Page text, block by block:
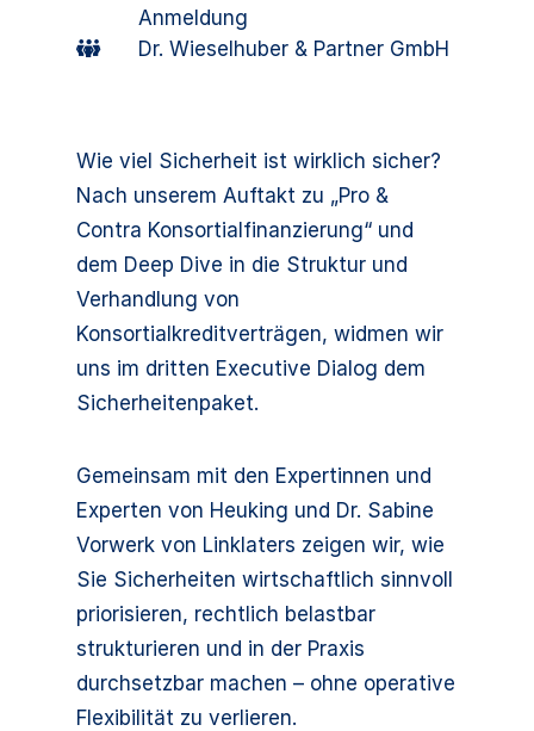
Anmeldung
Dr. Wieselhuber & Partner GmbH
Wie viel Sicherheit ist wirklich sicher?
Nach unserem Auftakt zu „Pro &
Contra Konsortialfinanzierung“ und
dem Deep Dive in die Struktur und
Verhandlung von
Konsortialkreditverträgen, widmen wir
uns im dritten Executive Dialog dem
Sicherheitenpaket.
Gemeinsam mit den Expertinnen und
Experten von Heuking und Dr. Sabine
Vorwerk von Linklaters zeigen wir, wie
Sie Sicherheiten wirtschaftlich sinnvoll
priorisieren, rechtlich belastbar
strukturieren und in der Praxis
durchsetzbar machen – ohne operative
Flexibilität zu verlieren.